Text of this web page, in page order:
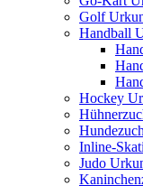
Golf
Handball
Hockey
Inline-
Judo